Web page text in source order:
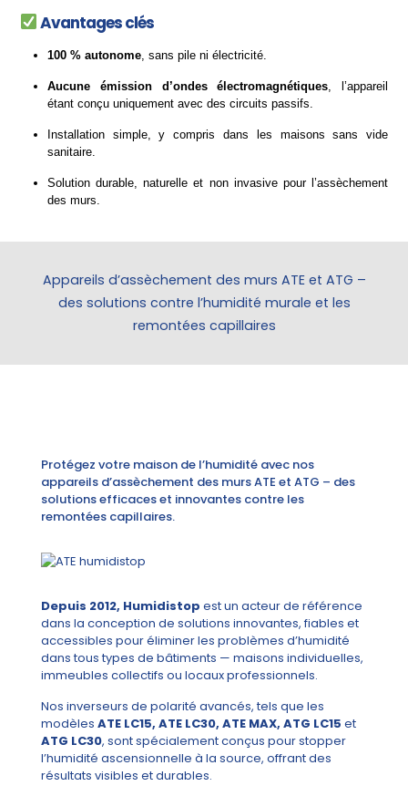
Avantages clés
100 % autonome, sans pile ni électricité.
Aucune émission d’ondes électromagnétiques , l’appareil
étant conçu uniquement avec des circuits passifs.
Installation simple, y compris dans les maisons sans vide
sanitaire.
Solution durable, naturelle et non invasive pour l’assèchement
des murs.
Appareils d’assèchement des murs ATE et ATG –
des solutions contre l’humidité murale et les
remontées capillaires
Protégez votre maison de l’humidité avec nos
appareils d’assèchement des murs ATE et ATG – des
solutions efficaces et innovantes contre les
remontées capillaires.
Depuis 2012, Humidistop est un acteur de référence
dans la conception de solutions innovantes, fiables et
accessibles pour éliminer les problèmes d’humidité
dans tous types de bâtiments — maisons individuelles,
immeubles collectifs ou locaux professionnels.
Nos inverseurs de polarité avancés, tels que les
modèles ATE LC15, ATE LC30, ATE MAX, ATG LC15 et
ATG LC30, sont spécialement conçus pour stopper
l’humidité ascensionnelle à la source, offrant des
résultats visibles et durables.